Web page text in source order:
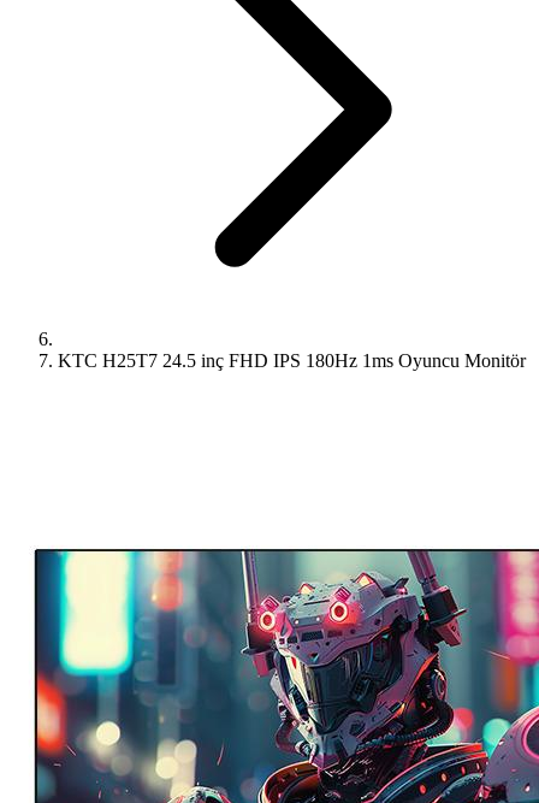
KTC H25T7 24.5 inç FHD IPS 180Hz 1ms Oyuncu Monitör